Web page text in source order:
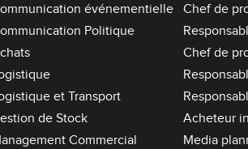
événementielle
Politique
et Transport
de Stock
Commercial
Chef de
Chef de
Acheteur
Media